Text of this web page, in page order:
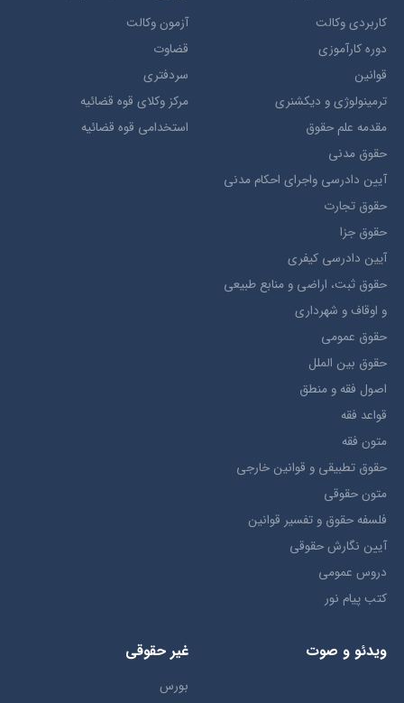
کاربردی وکالت
دوره کارآموزی
قوانین
ترمينولوژي و ديکشنري
مقدمه علم حقوق
حقوق مدني
آيين دادرسي ​واجراي ​احکام ​مدني
حقوق تجارت
حقوق جزا
آيین دادرسی کیفری
حقوق ثبت، اراضي و منابع طبيعي
و اوقاف و شهرداری
حقوق عمومی
حقوق بين الملل
اصول فقه و منطق
قواعد فقه
متون فقه
حقوق تطبيقي و قوانین خارجی
متون حقوقي
فلسفه حقوق و تفسیر قوانین
آیین نگارش حقوقی
دروس عمومی
کتب پیام نور
آزمون وکالت
قضاوت
سردفتری
مرکز وکلای قوه قضائیه
استخدامی قوه قضائیه
ویدئو و صوت غیر حقوقی
بورس